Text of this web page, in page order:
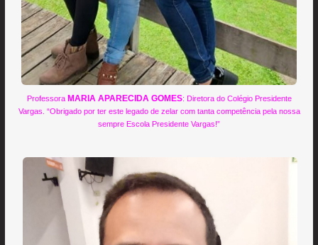
Professora MARIA APARECIDA GOMES: Diretora do Colégio Presidente
Vargas. “Obrigado por ter este legado de zelar com tanta competência pela nossa
sempre Escola Presidente Vargas!”